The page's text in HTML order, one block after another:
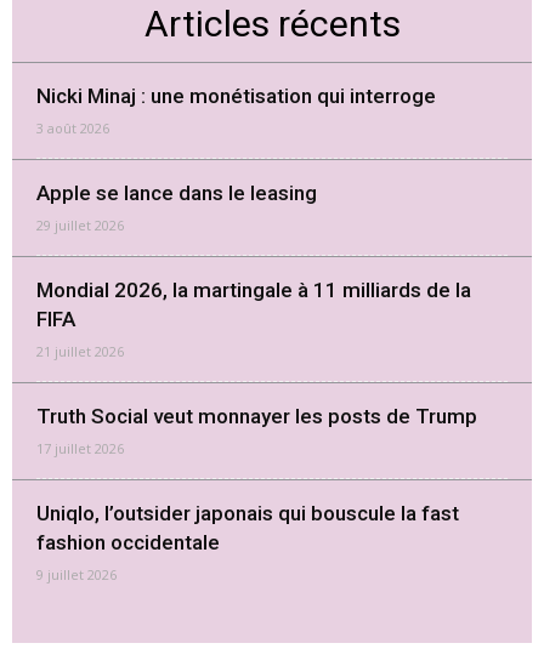
Articles récents
Nicki Minaj : une monétisation qui interroge
3 août 2026
Apple se lance dans le leasing
29 juillet 2026
Mondial 2026, la martingale à 11 milliards de la
FIFA
21 juillet 2026
Truth Social veut monnayer les posts de Trump
17 juillet 2026
Uniqlo, l’outsider japonais qui bouscule la fast
fashion occidentale
9 juillet 2026